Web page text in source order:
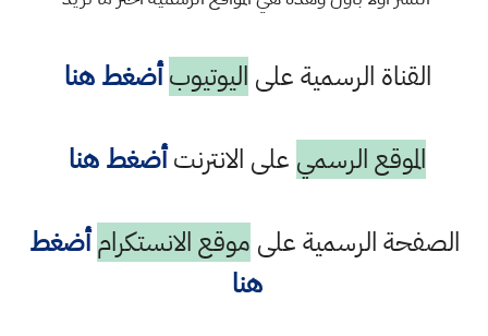
القناة الرسمية على اليوتيوب أضغط هنا
الموقع الرسمي على الانترنتأضغط هنا
الصفحة الرسمية على موقع الانستكرام أضغط
هنا